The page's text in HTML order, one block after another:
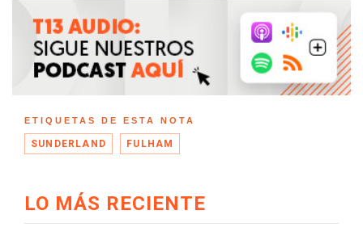
ETIQUETAS DE ESTA NOTA
SUNDERLAND FULHAM
LO MÁS RECIENTE